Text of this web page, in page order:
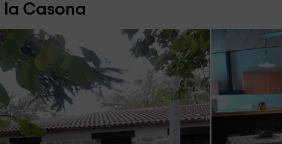
la Casona